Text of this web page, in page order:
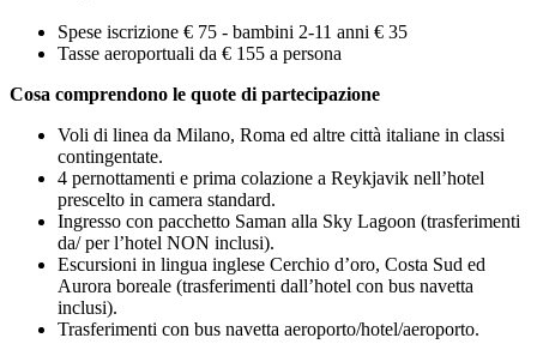
Spese iscrizione € 75 - bambini 2-11 anni € 35
Tasse aeroportuali da € 155 a persona
Cosa comprendono le quote di partecipazione
Voli di linea da Milano, Roma ed altre città italiane in classi
contingentate.
4 pernottamenti e prima colazione a Reykjavik nell’hotel
prescelto in camera standard.
Ingresso con pacchetto Saman alla Sky Lagoon (trasferimenti
da/ per l’hotel NON inclusi).
Escursioni in lingua inglese Cerchio d’oro, Costa Sud ed
Aurora boreale (trasferimenti dall’hotel con bus navetta
inclusi).
Trasferimenti con bus navetta aeroporto/hotel/aeroporto.